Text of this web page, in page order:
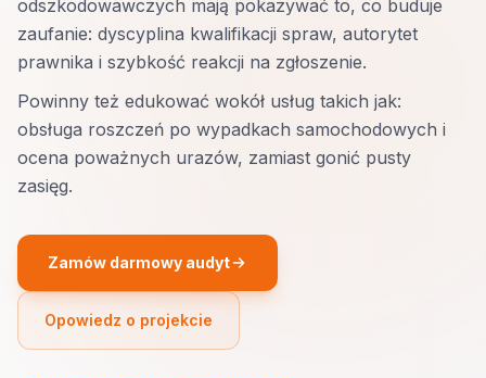
odszkodowawczych mają pokazywać to, co buduje
zaufanie: dyscyplina kwalifikacji spraw, autorytet
prawnika i szybkość reakcji na zgłoszenie.
Powinny też edukować wokół usług takich jak:
obsługa roszczeń po wypadkach samochodowych i
ocena poważnych urazów, zamiast gonić pusty
zasięg.
Zamów darmowy audyt
Opowiedz o projekcie